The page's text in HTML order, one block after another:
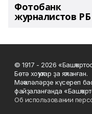
Фотобанк
журналистов РБ
© 1917 - 2026
Бөтә хоҡуҡтар ҙа яҡланған.
Мәҡәләләрҙе күсереп
файҙаланғанда
Об использовании